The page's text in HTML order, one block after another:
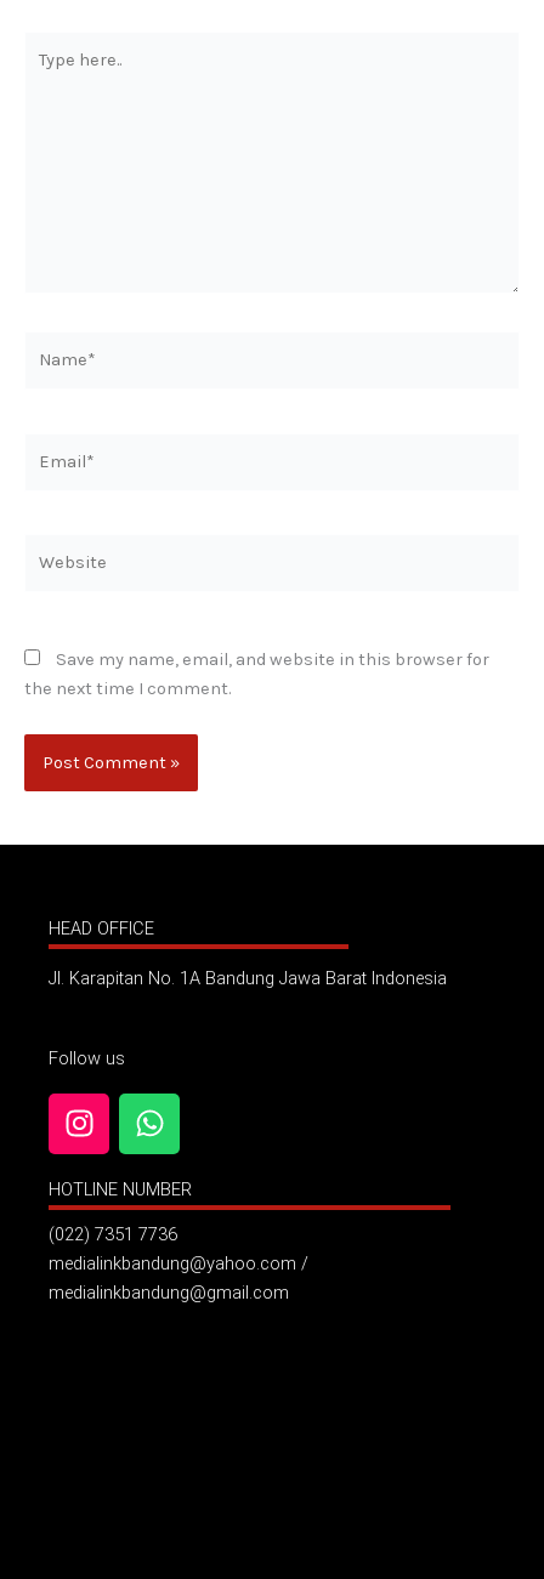
here..
Save my name, email, and website in this browser for
the next time I comment.
HEAD OFFICE
Jl. Karapitan No. 1A Bandung Jawa Barat Indonesia
Follow us
I
n
t
a
g
r
W
h
t
s
a
p
HOTLINE NUMBER
(022) 7351 7736
medialinkbandung@yahoo.com /
medialinkbandung@gmail.com